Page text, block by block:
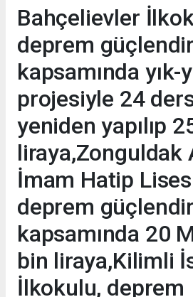
Bahçelievler
deprem
kapsamında yık-
projesiyle 24
yeniden yapılıp
liraya,Zonguldak
İmam Hatip
deprem
kapsamında 20
bin liraya,Kilimli
İlkokulu, deprem